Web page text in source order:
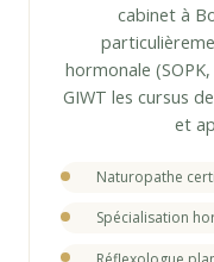
cabinet à
hormonale
GIWT les cursus
et
Naturopathe
Spécialisation